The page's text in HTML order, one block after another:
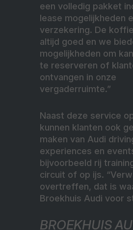
een volledig pakket
lease mogelijkheden
verzekering. De
altijd goed en we
mogelijkheden om
te reserveren of
ontvangen in onze
vergaderruimte.”
Naast deze service
kunnen klanten ook
maken van Audi
experiences en
bijvoorbeeld rij
circuit of op ijs.
overtreffen, dat is
Broekhuis Audi voor
BROEKHUIS